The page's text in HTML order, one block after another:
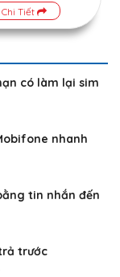
Chi Tiết
có làm lại sim
nhanh
tin nhắn đến
trước